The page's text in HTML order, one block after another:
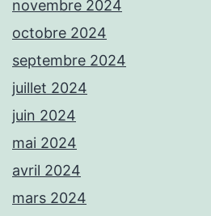
novembre 2024
octobre 2024
septembre 2024
juillet 2024
juin 2024
mai 2024
avril 2024
mars 2024